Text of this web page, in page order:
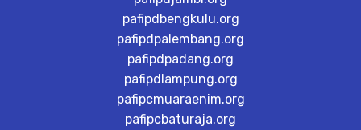
pafipdbengkulu.org
pafipdpalembang.org
pafipdpadang.org
pafipdlampung.org
pafipcmuaraenim.org
pafipcbaturaja.org